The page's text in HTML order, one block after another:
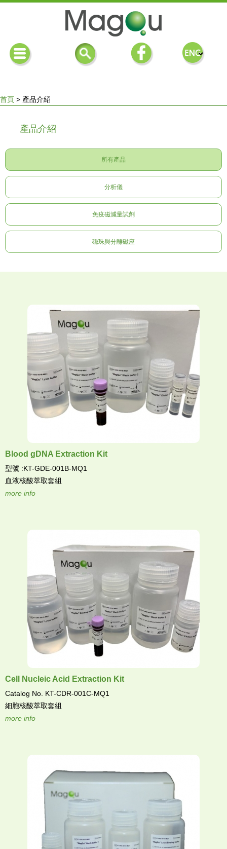
在
這
裡
首頁 > 產品介紹
產品介紹
所有產品
分析儀
免疫磁減量試劑
磁珠與分離磁座
Blood gDNA Extraction Kit
型號 :KT-GDE-001B-MQ1
血液核酸萃取套組
more info
Cell Nucleic Acid Extraction Kit
Catalog No. KT-CDR-001C-MQ1
細胞核酸萃取套組
more info